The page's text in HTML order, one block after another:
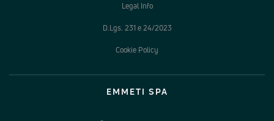
Legal Info
D.Lgs. 231 e 24/2023
Cookie Policy
EMMETI SPA